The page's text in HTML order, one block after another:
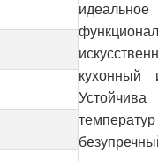
кухонный